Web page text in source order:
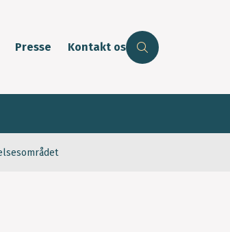
Presse Kontakt os